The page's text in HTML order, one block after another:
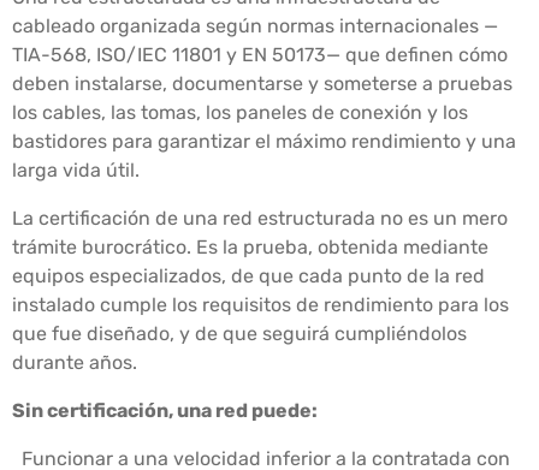
cableado organizada según normas internacionales —
TIA-568, ISO/IEC 11801 y EN 50173— que definen cómo
deben instalarse, documentarse y someterse a pruebas
los cables, las tomas, los paneles de conexión y los
bastidores para garantizar el máximo rendimiento y una
larga vida útil.
La certificación de una red estructurada no es un mero
trámite burocrático. Es la prueba, obtenida mediante
equipos especializados, de que cada punto de la red
instalado cumple los requisitos de rendimiento para los
que fue diseñado, y de que seguirá cumpliéndolos
durante años.
Sin certificación, una red puede:
Funcionar a una velocidad inferior a la contratada con